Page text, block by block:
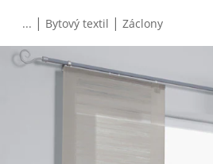
... | Bytový textil | Záclony